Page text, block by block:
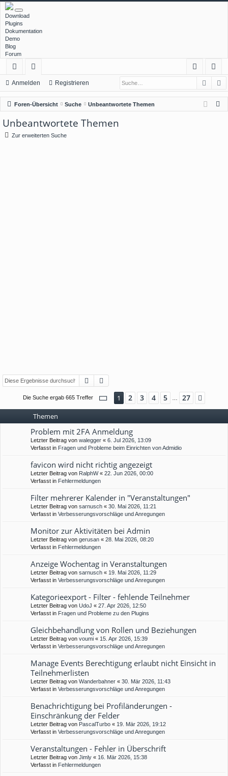
Download
Plugins
Dokumentation
Demo
Blog
Forum
ch
ne
llz
ug
or
en
m
el
ist
rie
Anmelden Registrieren
Foren-Übersicht Suche Unbeantwortete Themen
Unbeantwortete Themen
Zur erweiterten Suche
Suche
Die Suche ergab 665 Treffer Seite 1 von 27
1 2 3 4 5 27
Themen
Problem mit 2FA Anmeldung
Letzter Beitrag von walegger « 6. Jul 2026, 13:09
Verfasst in Fragen und Probleme beim Einrichten von Admidio
favicon wird nicht richtig angezeigt
Letzter Beitrag von RalphW« 22. Jun 2026, 00:00
Verfasst in Fehlermeldungen
Filter mehrerer Kalender in "Veranstaltungen"
Letzter Beitrag von sarnusch « 30. Mai 2026, 11:21
Verfasst in Verbesserungsvorschläge und Anregungen
Monitor zur Aktivitäten bei Admin
Letzter Beitrag von gerusan « 28. Mai 2026, 08:20
Verfasst in Fehlermeldungen
Anzeige Wochentag in Veranstaltungen
Letzter Beitrag von sarnusch « 19. Mai 2026, 11:29
Verfasst in Verbesserungsvorschläge und Anregungen
Kategorieexport - Filter - fehlende Teilnehmer
Letzter Beitrag von UdoJ « 27. Apr 2026, 12:50
Verfasst in Fragen und Probleme zu den Plugins
Gleichbehandlung von Rollen und Beziehungen
Letzter Beitrag von voumi « 15. Apr 2026, 15:39
Verfasst in Verbesserungsvorschläge und Anregungen
Manage Events Berechtigung erlaubt nicht Einsicht in
Teilnehmerlisten
Letzter Beitrag von Wanderbahner « 30. Mär 2026, 11:43
Verfasst in Verbesserungsvorschläge und Anregungen
Benachrichtigung bei Profiländerungen -
Einschränkung der Felder
Letzter Beitrag von PascalTurbo « 19. Mär 2026, 19:12
Verfasst in Verbesserungsvorschläge und Anregungen
Veranstaltungen - Fehler in Überschrift
Letzter Beitrag von Jimly « 16. Mär 2026, 15:38
Verfasst in Fehlermeldungen